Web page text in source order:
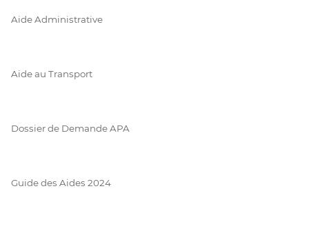
Aide Administrative
Aide au Transport
Dossier de Demande APA
Guide des Aides 2024